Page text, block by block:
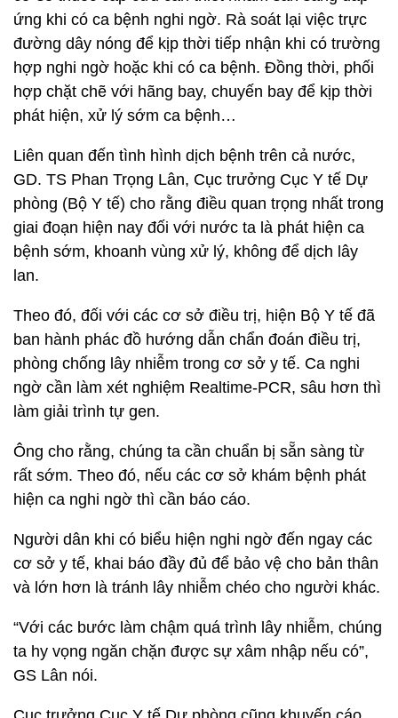
ứng khi có ca bệnh nghi ngờ. Rà soát lại việc trực
đường dây nóng để kịp thời tiếp nhận khi có trường
hợp nghi ngờ hoặc khi có ca bệnh. Đồng thời, phối
hợp chặt chẽ với hãng bay, chuyến bay để kịp thời
phát hiện, xử lý sớm ca bệnh…
Liên quan đến tình hình dịch bệnh trên cả nước,
GD. TS Phan Trọng Lân, Cục trưởng Cục Y tế Dự
phòng (Bộ Y tế) cho rằng điều quan trọng nhất trong
giai đoạn hiện nay đối với nước ta là phát hiện ca
bệnh sớm, khoanh vùng xử lý, không để dịch lây
lan.
Theo đó, đối với các cơ sở điều trị, hiện Bộ Y tế đã
ban hành phác đồ hướng dẫn chẩn đoán điều trị,
phòng chống lây nhiễm trong cơ sở y tế. Ca nghi
ngờ cần làm xét nghiệm Realtime-PCR, sâu hơn thì
làm giải trình tự gen.
Ông cho rằng, chúng ta cần chuẩn bị sẵn sàng từ
rất sớm. Theo đó, nếu các cơ sở khám bệnh phát
hiện ca nghi ngờ thì cần báo cáo.
Người dân khi có biểu hiện nghi ngờ đến ngay các
cơ sở y tế, khai báo đầy đủ để bảo vệ cho bản thân
và lớn hơn là tránh lây nhiễm chéo cho người khác.
“Với các bước làm chậm quá trình lây nhiễm, chúng
ta hy vọng ngăn chặn được sự xâm nhập nếu có”,
GS Lân nói.